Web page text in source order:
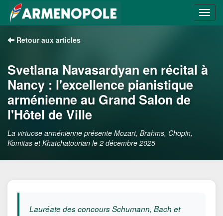
Retour aux articles
Svetlana Navasardyan en récital à
Nancy : l'excellence pianistique
arménienne au Grand Salon de
l'Hôtel de Ville
La virtuose arménienne présente Mozart, Brahms, Chopin,
Komitas et Khatchatourian le 2 décembre 2025
Lauréate des concours Schumann, Bach et